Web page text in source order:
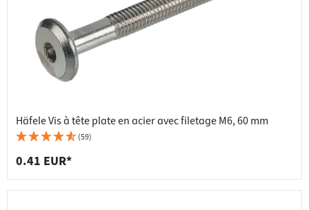
Häfele Vis à tête plate en acier avec filetage M6, 60 mm
(59)
0.41 EUR*